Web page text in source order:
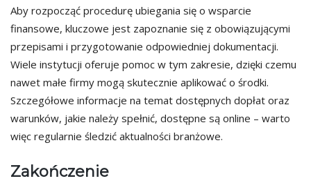
Aby rozpocząć procedurę ubiegania się o wsparcie
finansowe, kluczowe jest zapoznanie się z obowiązującymi
przepisami i przygotowanie odpowiedniej dokumentacji.
Wiele instytucji oferuje pomoc w tym zakresie, dzięki czemu
nawet małe firmy mogą skutecznie aplikować o środki.
Szczegółowe informacje na temat dostępnych dopłat oraz
warunków, jakie należy spełnić, dostępne są online – warto
więc regularnie śledzić aktualności branżowe.
Zakończenie